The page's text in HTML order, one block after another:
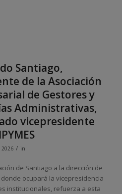
Santiago,
de la Asociación
de Gestores y
Administrativas,
vicepresidente
/ in
de Santiago a la dirección de
donde ocupará la vicepresidencia
institucionales, refuerza a esta